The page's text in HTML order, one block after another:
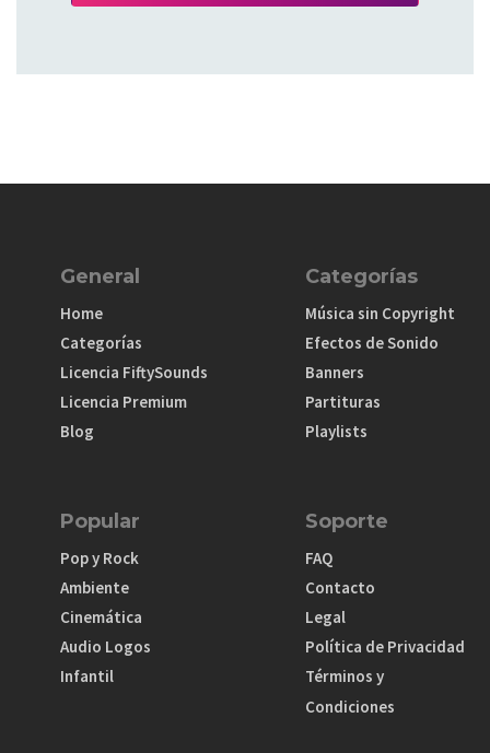
General
Home
Categorías
Licencia FiftySounds
Licencia Premium
Blog
Categorías
Música sin Copyright
Efectos de Sonido
Banners
Partituras
Playlists
Popular
Pop y Rock
Ambiente
Cinemática
Audio Logos
Infantil
Soporte
FAQ
Contacto
Legal
Política de Privacidad
Términos y
Condiciones